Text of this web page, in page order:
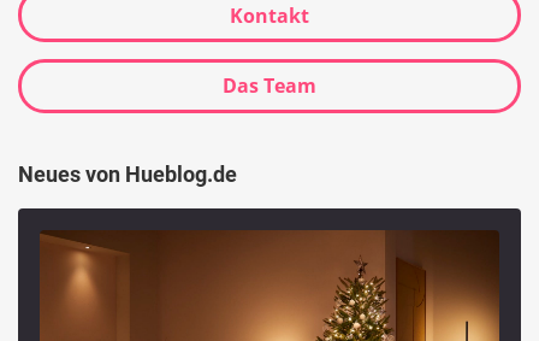
Kontakt
Das Team
Neues von Hueblog.de